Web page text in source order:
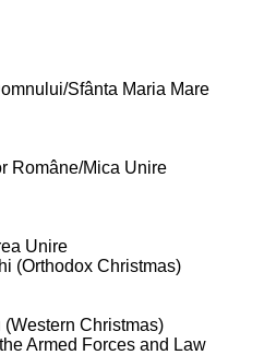
Sfânta Maria Mare
Române/Mica Unire
Unire
(Orthodox Christmas)
Christmas)
Armed Forces and Law